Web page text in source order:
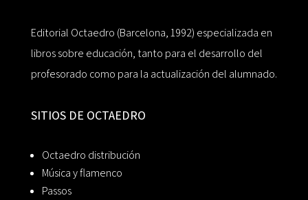
Editorial Octaedro (Barcelona, 1992) especializada en
libros sobre educación, tanto para el desarrollo del
profesorado como para la actualización del alumnado.
SITIOS DE OCTAEDRO
Octaedro distribución
Música y flamenco
Passos